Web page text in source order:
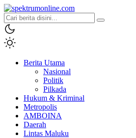
spektrumonline.com
Berita Utama
Nasional
Politik
Pilkada
Hukum & Kriminal
Metropolis
AMBOINA
Daerah
Lintas Maluku